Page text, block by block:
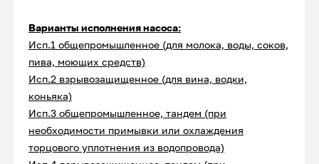
Варианты исполнения насоса:
Исп.1 общепромышленное (для молока, воды, соков,
пива, моющих средств)
Исп.2 взрывозащищенное (для вина, водки,
коньяка)
Исп.3 общепромышленное, тандем (при
необходимости примывки или охлаждения
торцового уплотнения из водопровода)